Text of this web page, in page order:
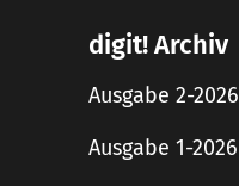
digit! Archiv
Ausgabe 2-2026
Ausgabe 1-2026